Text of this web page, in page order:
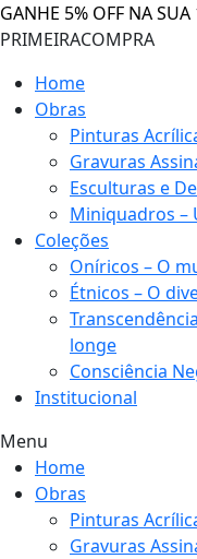
GANHE 5% OFF NA
PRIMEIRACOMPRA
Home
Obras
Pinturas
Gravuras
Esculturas e
Miniquadros –
Coleções
Oníricos – O
Étnicos – O
longe
Consciência
Institucional
Menu
Home
Obras
Pinturas
Gravuras